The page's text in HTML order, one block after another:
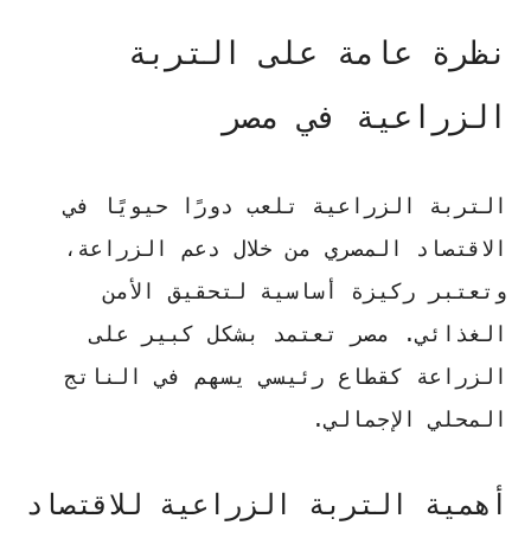
نظرة عامة على التربة
الزراعية في مصر
التربة الزراعية تلعب دورًا حيويًا في
الاقتصاد المصري من خلال دعم الزراعة،
وتعتبر ركيزة أساسية لتحقيق الأمن
الغذائي. مصر تعتمد بشكل كبير على
الزراعة كقطاع رئيسي يسهم في الناتج
المحلي الإجمالي.
أهمية التربة الزراعية للاقتصاد